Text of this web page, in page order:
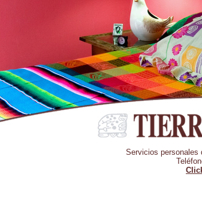
Servicios personales